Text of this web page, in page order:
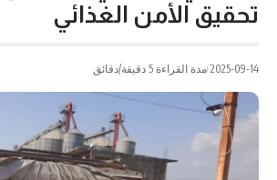
تحقيق الأمن الغذائي
2025-09-14 مدة القراءة 5 دقيقة/دقائق